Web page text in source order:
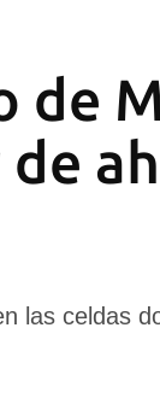
de
las celdas